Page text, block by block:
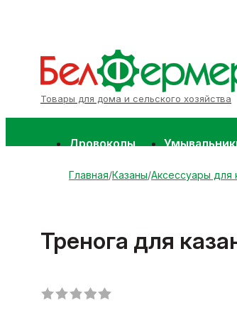
Товары для дома и сельского хозяйства
Дровоколы
Главная Казаны Аксессуары для
Тренога для